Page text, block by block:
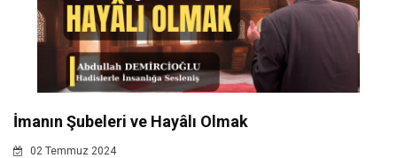
İmanın Şubeleri ve Hayâlı Olmak
02 Temmuz 2024